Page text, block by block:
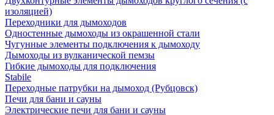
изоляцией)
Переходники для дымоходов
Одностенные дымоходы из окрашенной стали
Чугунные элементы подключения к дымоходу
Дымоходы из вулканической пемзы
Гибкие дымоходы для подключения
Stabile
Переходные патрубки на дымоход (Рубцовск)
Печи для бани и сауны
Электрические печи для бани и сауны